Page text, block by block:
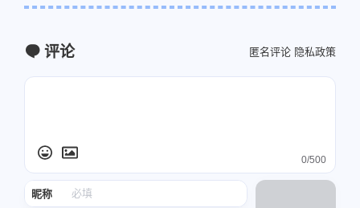
评论 匿名评论 隐私政策
昵称
0/500